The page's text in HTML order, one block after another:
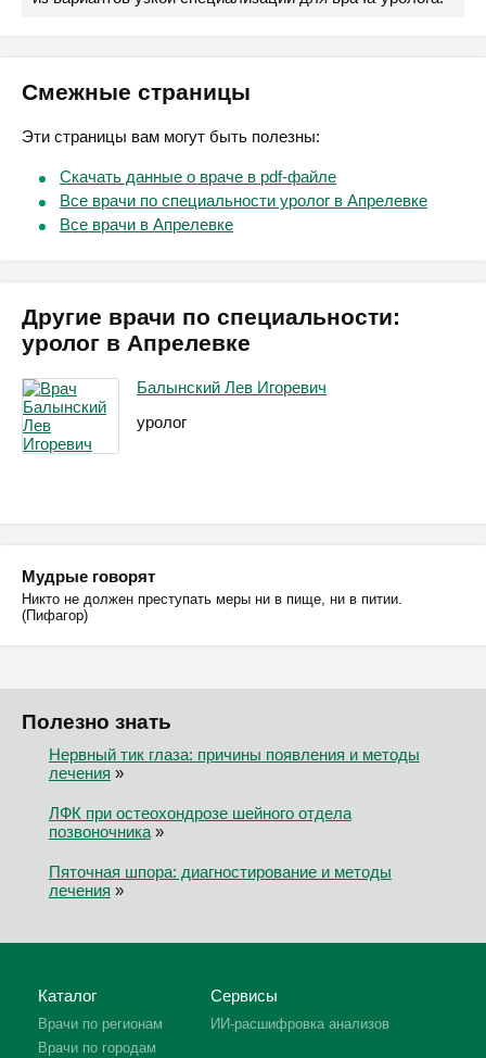
Смежные страницы
Эти страницы вам могут быть полезны:
Скачать данные о враче в pdf-файле
Все врачи по специальности уролог в Апрелевке
Все врачи в Апрелевке
Другие врачи по специальности:
уролог в Апрелевке
Балынский Лев Игоревич
уролог
Мудрые говорят
Никто не должен преступать меры ни в пище, ни в питии.
(Пифагор)
Полезно знать
Нервный тик глаза: причины появления и методы
лечения »
ЛФК при остеохондрозе шейного отдела
позвоночника»
Пяточная шпора: диагностирование и методы
лечения »
Каталог
Врачи по регионам
Врачи по городам
Сервисы
ИИ-расшифровка анализов